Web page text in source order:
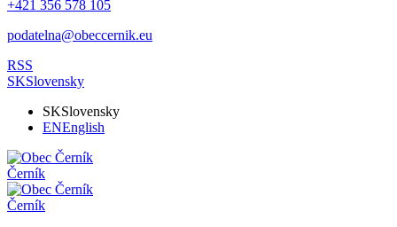
+421 356 578 105
podatelna@obeccernik.eu
RSS
SKSlovensky
SKSlovensky
ENEnglish
Černík
Černík